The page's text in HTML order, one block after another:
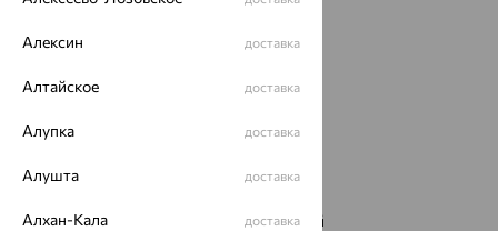
Металл:
Проба:585
Вставка:
Цвет вставки:
Наименование цвета вставки:
Бесцветный
Алексин доставка
Алтайское доставка
Алупка доставка
Алушта доставка
Алхан-Кала доставка